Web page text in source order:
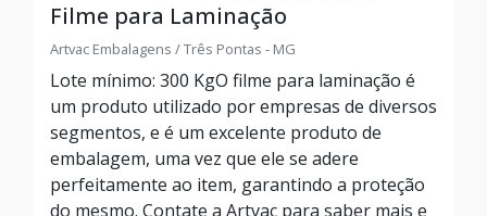
Filme para Laminação
Artvac Embalagens / Três Pontas - MG
Lote mínimo: 300 KgO filme para laminação é
um produto utilizado por empresas de diversos
segmentos, e é um excelente produto de
embalagem, uma vez que ele se adere
perfeitamente ao item, garantindo a proteção
do mesmo. Contate a Artvac para saber mais e